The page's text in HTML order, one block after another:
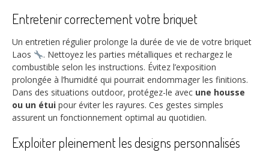
Entretenir correctement votre briquet
Un entretien régulier prolonge la durée de vie de votre briquet
Laos
. Nettoyez les parties métalliques et rechargez le
combustible selon les instructions. Évitez l’exposition
prolongée à l’humidité qui pourrait endommager les finitions.
Dans des situations outdoor, protégez-le avec une housse
ou un étui pour éviter les rayures. Ces gestes simples
assurent un fonctionnement optimal au quotidien.
Exploiter pleinement les designs personnalisés